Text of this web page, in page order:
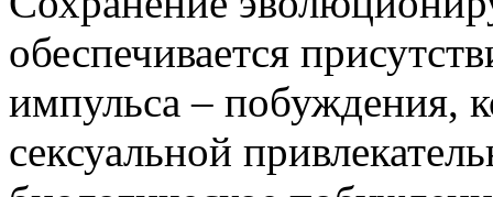
обеспечивается
импульса – побуждения,
сексуальной